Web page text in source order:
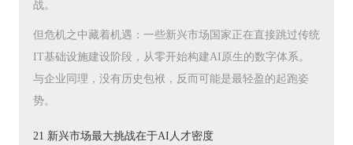
战。
但危机之中藏着机遇：一些新兴市场国家正在直接跳过传统
IT基础设施建设阶段，从零开始构建AI原生的数字体系。
与企业同理，没有历史包袱，反而可能是最轻盈的起跑姿
势。
21 新兴市场最大挑战在于AI人才密度